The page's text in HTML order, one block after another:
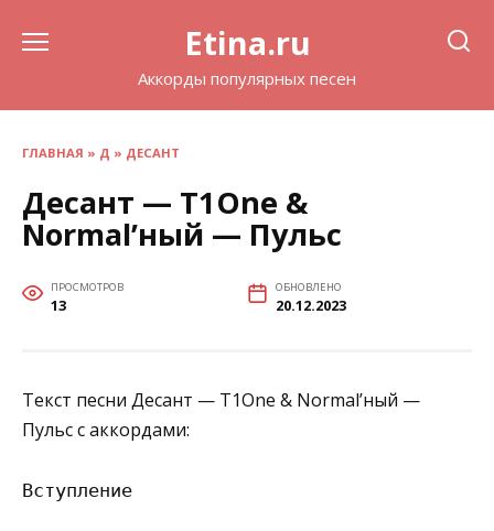
Etina.ru
Аккорды популярных песен
ГЛАВНАЯ » Д » ДЕСАНТ
Десант — T1One &
Normal’ный — Пульс
ПРОСМОТРОВ
13
ОБНОВЛЕНО
20.12.2023
Текст песни Десант — T1One & Normal’ный —
Пульс с аккордами:
Вступление